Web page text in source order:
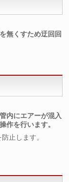
無くすため迂回回
内にエアーが混入
作を行います。
止します。